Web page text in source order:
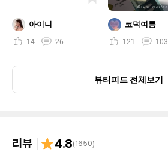
아이니
14 26
코덕여름
121 103
뷰티피드 전체보기
리뷰 4.8(1650)